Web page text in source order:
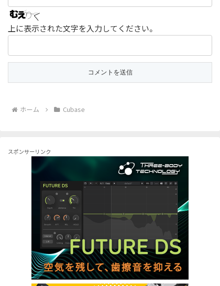
上に表示された文字を入力してください。
ホーム Cubase
スポンサーリンク